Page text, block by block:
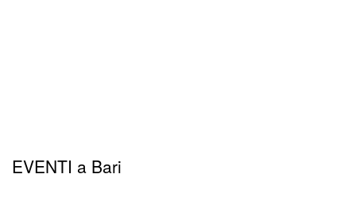
EVENTI a Bari